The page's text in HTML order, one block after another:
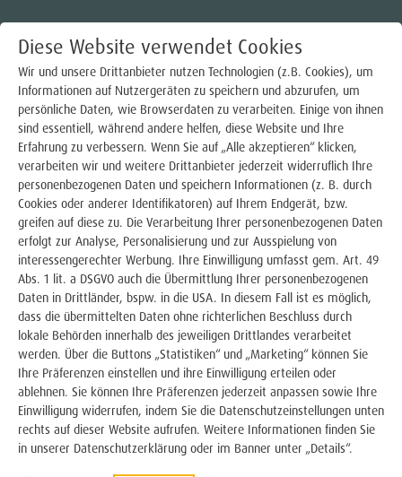
Strom
Gas
Wärme
Trinkwasser
E-Mobilität
Photovoltaik
Über uns
Stadtwerke Lingen GmbH
Wirtschaftsbetriebe Lingen GmbH
VERMESSUNGSTECHNIKER
(M/W/D)
Diese Website verwendet Cookies
Wir und unsere Drittanbieter nutzen Technologien (z.B. Cookies), um
Informationen auf Nutzergeräten zu speichern und abzurufen, um
persönliche Daten, wie Browserdaten zu verarbeiten. Einige von ihnen
sind essentiell, während andere helfen, diese Website und Ihre
Erfahrung zu verbessern. Wenn Sie auf „Alle akzeptieren“ klicken,
verarbeiten wir und weitere Drittanbieter jederzeit widerruflich Ihre
personenbezogenen Daten und speichern Informationen (z. B. durch
Cookies oder anderer Identifikatoren) auf Ihrem Endgerät, bzw.
greifen auf diese zu. Die Verarbeitung Ihrer personenbezogenen Daten
erfolgt zur Analyse, Personalisierung und zur Ausspielung von
interessengerechter Werbung. Ihre Einwilligung umfasst gem. Art. 49
Abs. 1 lit. a DSGVO auch die Übermittlung Ihrer personenbezogenen
Daten in Drittländer, bspw. in die USA. In diesem Fall ist es möglich,
dass die übermittelten Daten ohne richterlichen Beschluss durch
lokale Behörden innerhalb des jeweiligen Drittlandes verarbeitet
werden. Über die Buttons „Statistiken“ und „Marketing“ können Sie
Ihre Präferenzen einstellen und ihre Einwilligung erteilen oder
ablehnen. Sie können Ihre Präferenzen jederzeit anpassen sowie Ihre
Einwilligung widerrufen, indem Sie die Datenschutzeinstellungen unten
rechts auf dieser Website aufrufen. Weitere Informationen finden Sie
in unserer Datenschutzerklärung oder im Banner unter „Details“.